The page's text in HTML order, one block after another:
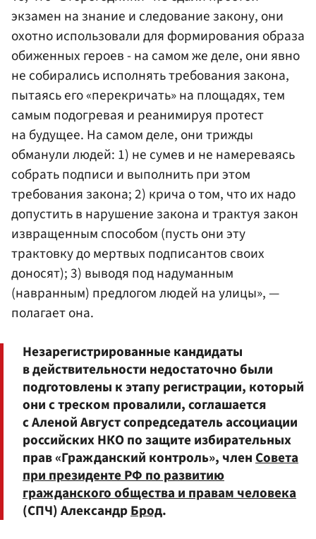
экзамен на знание и следование закону, они
охотно использовали для формирования образа
обиженных героев - на самом же деле, они явно
не собирались исполнять требования закона,
пытаясь его «перекричать» на площадях, тем
самым подогревая и реанимируя протест
на будущее. На самом деле, они трижды
обманули людей: 1) не сумев и не намереваясь
собрать подписи и выполнить при этом
требования закона; 2) крича о том, что их надо
допустить в нарушение закона и трактуя закон
извращенным способом (пусть они эту
трактовку до мертвых подписантов своих
доносят); 3) выводя под надуманным
(навранным) предлогом людей на улицы», —
полагает она.
Незарегистрированные кандидаты
в действительности недостаточно были
подготовлены к этапу регистрации, который
они с треском провалили, соглашается
с Аленой Август сопредседатель ассоциации
российских НКО по защите избирательных
прав «Гражданский контроль», членСовета
при президенте РФ по развитию
гражданского общества и правам человека
(СПЧ) АлександрБрод.